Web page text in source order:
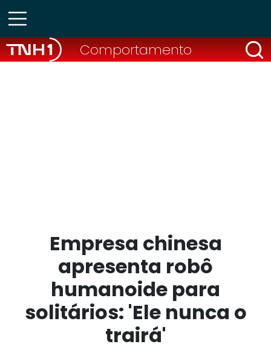
Comportamento
Empresa chinesa
apresenta robô
humanoide para
solitários: 'Ele nunca o
trairá'